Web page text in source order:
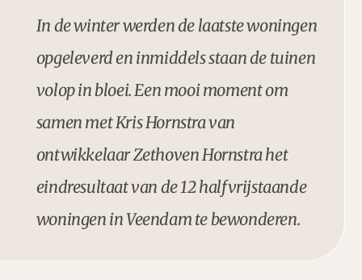
In de winter werden de laatste woningen
opgeleverd en inmiddels staan de tuinen
volop in bloei. Een mooi moment om
samen met Kris Hornstra van
ontwikkelaar Zethoven Hornstra het
eindresultaat van de 12 halfvrijstaande
woningen in Veendam te bewonderen.